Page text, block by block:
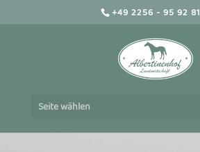
+49 2256 - 95 92 81
Seite wählen